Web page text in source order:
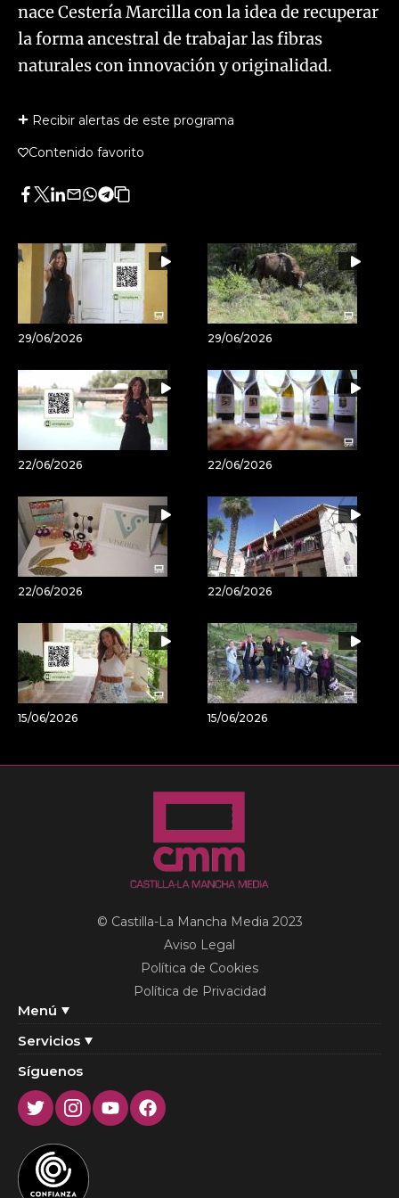
nace Cestería Marcilla con la idea de recuperar
la forma ancestral de trabajar las fibras
naturales con innovación y originalidad.
Recibir alertas de este programa
Contenido favorito
Facebook
Twitter
LinkedIn
Enviar
Whatsapp
Telegram
Copiar
artículo
29/06/2026 29/06/2026
22/06/2026 22/06/2026
22/06/2026 22/06/2026
15/06/2026 15/06/2026
Menú
Servicios
© Castilla-La Mancha Media 2023
Aviso Legal
Política de Cookies
Política de Privacidad
Síguenos
TwitterInstagram
YoutubeFacebook